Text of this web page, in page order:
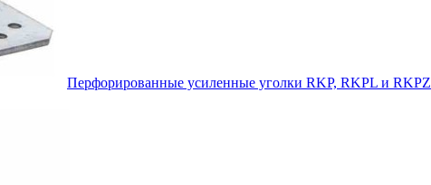
Перфорированные усиленные уголки RKP, RKPL и RKPZ